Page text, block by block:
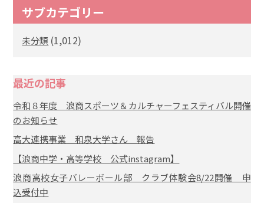
サブカテゴリー
未分類 (1,012)
最近の記事
令和８年度 浪商スポーツ＆カルチャーフェスティバル開催
のお知らせ
高大連携事業 和泉大学さん 報告
【浪商中学・高等学校 公式instagram】
浪商高校女子バレーボール部 クラブ体験会8/22開催 申
込受付中